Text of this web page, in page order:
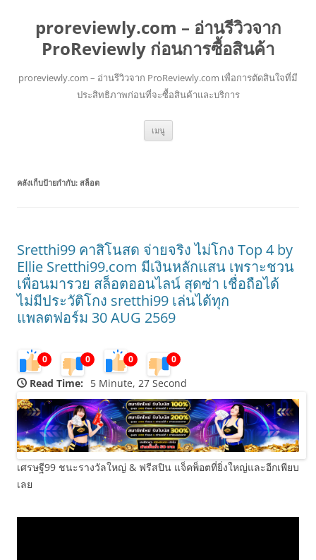
proreviewly.com – อ่านรีวิวจาก
ProReviewly ก่อนการซื้อสินค้า
proreviewly.com – อ่านรีวิวจาก ProReviewly.com เพื่อการตัดสินใจที่มี
ประสิทธิภาพก่อนที่จะซื้อสินค้าและบริการ
เมนู ข้าม
ยัง
คลังเก็บป้ายกำกับ: สล็อต
Sretthi99 คาสิโนสด จ่ายจริง ไม่โกง Top 4 by
Ellie Sretthi99.com มีเงินหลักแสน เพราะชวน
เพื่อนมารวย สล็อตออนไลน์ สุดซ่า เชื่อถือได้
ไม่มีประวัติโกง sretthi99 เล่นได้ทุก
แพลตฟอร์ม 30 AUG 2569
0 0 0 0
Read Time: 5 Minute, 27 Second
เศรษฐี99 ชนะรางวัลใหญ่ & ฟรีสปิน แจ็คพ็อตที่ยิ่งใหญ่และอีกเพียบ
เลย